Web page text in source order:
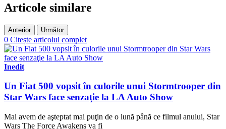
Articole similare
Anterior Următor
0 Citește articolul complet
Inedit
Un Fiat 500 vopsit în culorile unui Stormtrooper din
Star Wars face senzaţie la LA Auto Show
Mai avem de aşteptat mai puţin de o lună până ce filmul anului, Star
Wars The Force Awakens va fi